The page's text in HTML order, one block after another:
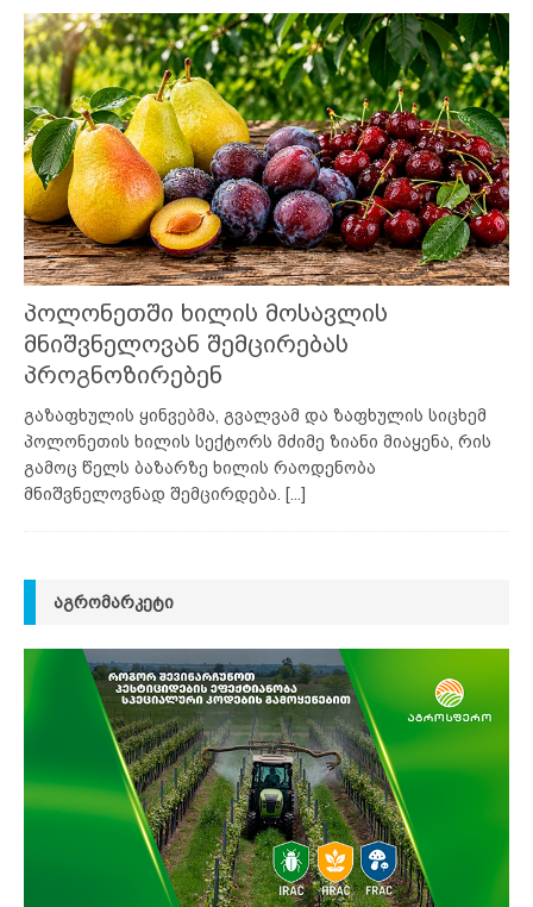
პოლონეთში ხილის მოსავლის
მნიშვნელოვან შემცირებას
პროგნოზირებენ
გაზაფხულის ყინვებმა, გვალვამ და ზაფხულის სიცხემ
პოლონეთის ხილის სექტორს მძიმე ზიანი მიაყენა, რის
გამოც წელს ბაზარზე ხილის რაოდენობა
მნიშვნელოვნად შემცირდება.
[...]
ᲐᲒᲠᲝᲛᲐᲠᲙᲔᲢᲘ